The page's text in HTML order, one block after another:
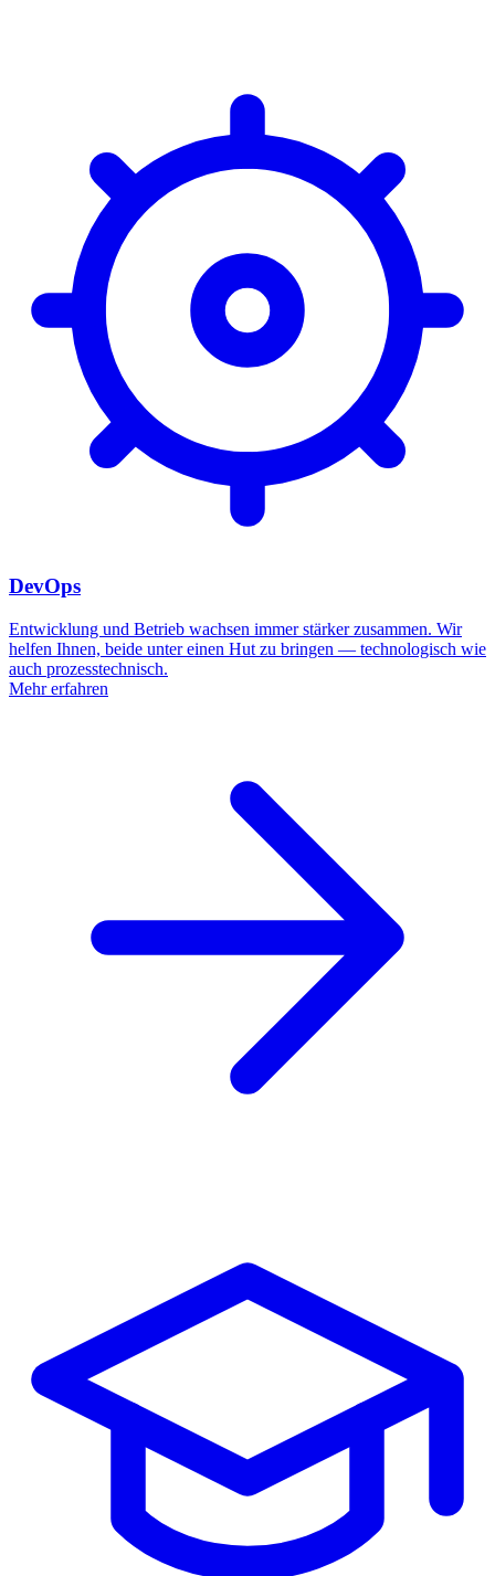
DevOps
Entwicklung und Betrieb wachsen immer stärker zusammen. Wir
helfen Ihnen, beide unter einen Hut zu bringen — technologisch wie
auch prozesstechnisch.
Mehr erfahren